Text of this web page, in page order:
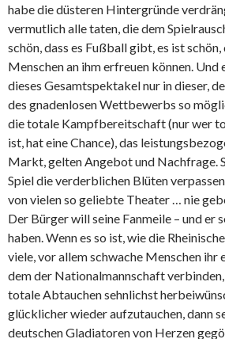
habe die düsteren Hintergründe
vermutlich alle taten, die dem
schön, dass es Fußball gibt, es ist schön,
Menschen an ihm erfreuen können. Und
dieses Gesamtspektakel nur in dieser,
des gnadenlosen Wettbewerbs so
die totale Kampfbereitschaft (nur wer
ist, hat eine Chance), das
Markt, gelten Angebot und Nachfrage.
Spiel die verderblichen Blüten
von vielen so geliebte Theater … nie
Der Bürger will seine Fanmeile – und er
haben. Wenn es so ist, wie die
viele, vor allem schwache Menschen ihr
dem der Nationalmannschaft verbinden,
totale Abtauchen sehnlichst
glücklicher wieder aufzutauchen, dann
deutschen Gladiatoren von Herzen